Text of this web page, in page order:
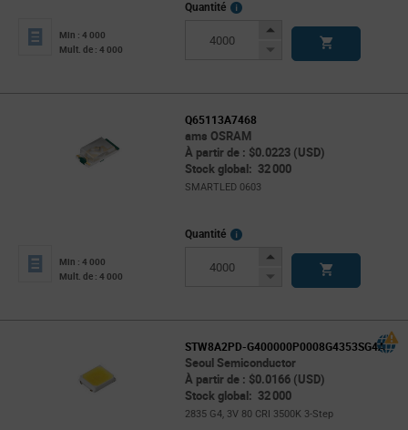
Min : 4 000
Mult. de : 4 000
Quantité
More
Increase
Decrease
Q65113A7468
ams OSRAM
À partir de : $0.0223 (USD)
Stock global: 32 000
SMARTLED 0603
Min : 4 000
Mult. de : 4 000
Quantité
More
Increase
Decrease
STW8A2PD-G400000P0008G4353SG4A
Seoul Semiconductor
À partir de : $0.0166 (USD)
Stock global: 32 000
2835 G4, 3V 80 CRI 3500K 3-Step